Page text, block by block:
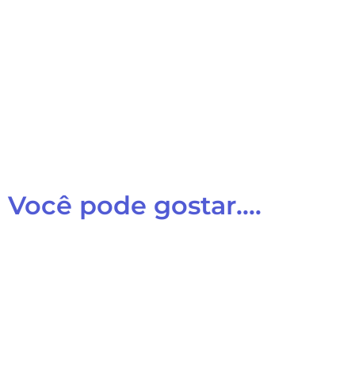
Você pode gostar....